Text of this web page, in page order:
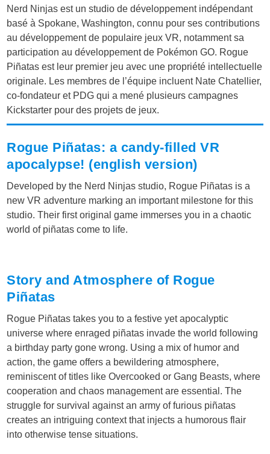
Nerd Ninjas est un studio de développement indépendant
basé à Spokane, Washington, connu pour ses contributions
au développement de populaire jeux VR, notamment sa
participation au développement de Pokémon GO. Rogue
Piñatas est leur premier jeu avec une propriété intellectuelle
originale. Les membres de l’équipe incluent Nate Chatellier,
co-fondateur et PDG qui a mené plusieurs campagnes
Kickstarter pour des projets de jeux.
Rogue Piñatas: a candy-filled VR
apocalypse! (english version)
Developed by the Nerd Ninjas studio, Rogue Piñatas is a
new VR adventure marking an important milestone for this
studio. Their first original game immerses you in a chaotic
world of piñatas come to life.
Story and Atmosphere of Rogue
Piñatas
Rogue Piñatas takes you to a festive yet apocalyptic
universe where enraged piñatas invade the world following
a birthday party gone wrong. Using a mix of humor and
action, the game offers a bewildering atmosphere,
reminiscent of titles like Overcooked or Gang Beasts, where
cooperation and chaos management are essential. The
struggle for survival against an army of furious piñatas
creates an intriguing context that injects a humorous flair
into otherwise tense situations.